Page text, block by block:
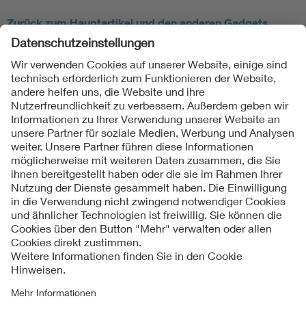
Zurück zum Hauptartikel und den anderen Gadgets
Folgen Sie uns
Kontakte
Service
Impressum
Datenschutzinformationen
Cookie Hinweise